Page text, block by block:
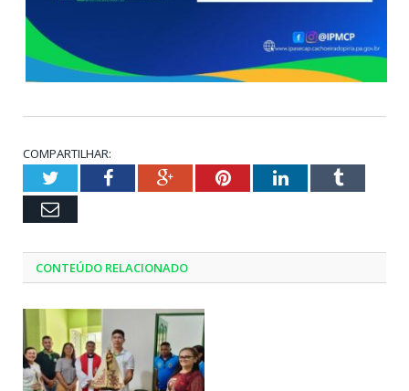
COMPARTILHAR:
TwitterFacebookGoogle+PinterestLinkedInTumblr
Email
CONTEÚDO RELACIONADO